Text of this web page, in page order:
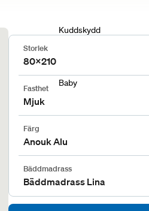
Kuddskydd
Baby
Storlek
80x210
Fasthet
Mjuk
Färg
Anouk Alu
Bäddmadrass
Bäddmadrass Lina